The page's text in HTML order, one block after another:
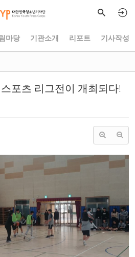
마당 기관소개 리포트 기사작성
포츠 리그전이 개최되다!
치북5